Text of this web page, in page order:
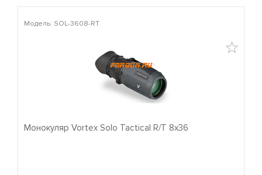
Модель: SOL-3608-RT
Монокуляр Vortex Solo Tactical R/T 8x36